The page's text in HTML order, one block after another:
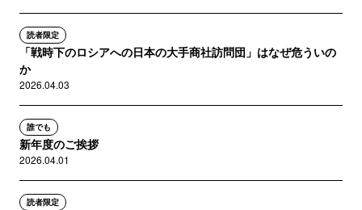
読者限定
「戦時下のロシアへの日本の大手商社訪問団」はなぜ危ういの
か
2026.04.03
誰でも
新年度のご挨拶
2026.04.01
読者限定